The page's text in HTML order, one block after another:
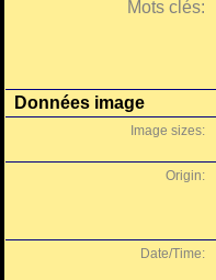
Mots clés:
Données image
Image sizes:
Origin:
Date/Time: